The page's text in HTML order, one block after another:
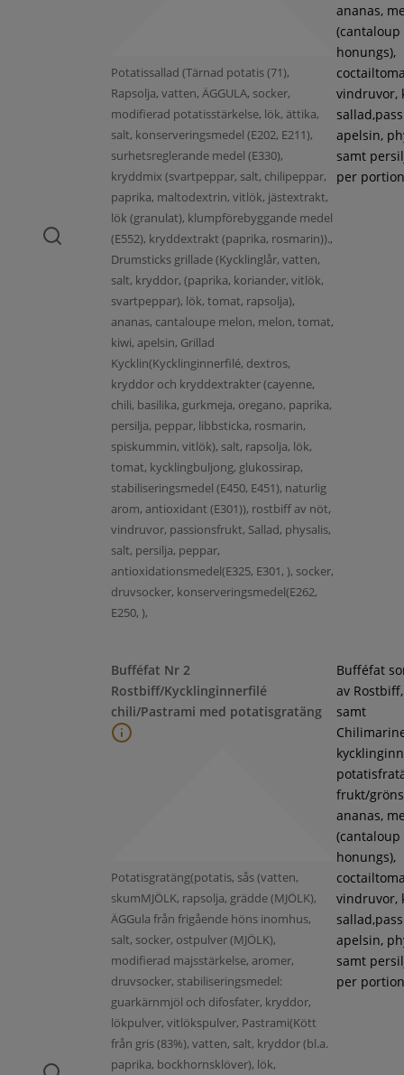
Potatissallad (Tärnad potatis (71),
Rapsolja, vatten, ÄGGULA, socker,
modifierad potatisstärkelse, lök, ättika,
salt, konserveringsmedel (E202, E211),
surhetsreglerande medel (E330),
kryddmix (svartpeppar, salt, chilipeppar,
paprika, maltodextrin, vitlök, jästextrakt,
lök (granulat), klumpförebyggande medel
(E552), kryddextrakt (paprika, rosmarin)).,
Drumsticks grillade (Kycklinglår, vatten,
salt, kryddor, (paprika, koriander, vitlök,
svartpeppar), lök, tomat, rapsolja),
ananas, cantaloupe melon, melon, tomat,
kiwi, apelsin, Grillad
Kycklin(Kycklinginnerfilé, dextros,
kryddor och kryddextrakter (cayenne,
chili, basilika, gurkmeja, oregano, paprika,
persilja, peppar, libbsticka, rosmarin,
spiskummin, vitlök), salt, rapsolja, lök,
tomat, kycklingbuljong, glukossirap,
stabiliseringsmedel (E450, E451), naturlig
arom, antioxidant (E301)), rostbiff av nöt,
vindruvor, passionsfrukt, Sallad, physalis,
salt, persilja, peppar,
antioxidationsmedel(E325, E301, ), socker,
druvsocker, konserveringsmedel(E262,
E250, ),
ananas,
(cantaloup
honungs),
vindruvor,
apelsin,
samt
per
Bufféfat Nr 2
Rostbiff/Kycklinginnerfilé
chili/Pastrami med potatisgratäng
Potatisgratäng(potatis, sås (vatten,
skumMJÖLK, rapsolja, grädde (MJÖLK),
ÄGGula från frigående höns inomhus,
salt, socker, ostpulver (MJÖLK),
modifierad majsstärkelse, aromer,
druvsocker, stabiliseringsmedel:
guarkärnmjöl och difosfater, kryddor,
lökpulver, vitlökspulver, Pastrami(Kött
från gris (83%), vatten, salt, kryddor (bl.a.
paprika, bockhornsklöver), lök,
Bufféfat
av
samt
frukt/
ananas,
(cantaloup
honungs),
vindruvor,
apelsin,
samt
per